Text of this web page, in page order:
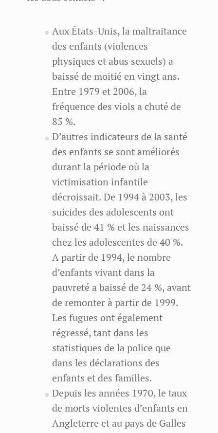
Aux États-Unis, la maltraitance
des enfants (violences
physiques et abus sexuels) a
baissé de moitié en vingt ans.
Entre 1979 et 2006, la
fréquence des viols a chuté de
85 %.
D’autres indicateurs de la santé
des enfants se sont améliorés
durant la période où la
victimisation infantile
décroissait. De 1994 à 2003, les
suicides des adolescents ont
baissé de 41 % et les naissances
chez les adolescentes de 40 %.
A partir de 1994, le nombre
d’enfants vivant dans la
pauvreté a baissé de 24 %, avant
de remonter à partir de 1999.
Les fugues ont également
régressé, tant dans les
statistiques de la police que
dans les déclarations des
enfants et des familles.
Depuis les années 1970, le taux
de morts violentes d’enfants en
Angleterre et au pays de Galles